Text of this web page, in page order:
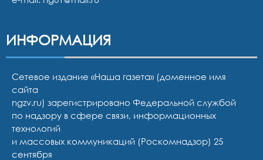
ИНФОРМАЦИЯ
Сетевое издание «Наша газета» (доменное имя
сайта
ngzv.ru) зарегистрировано Федеральной службой
по надзору в сфере связи, информационных
технологий
и массовых коммуникаций (Роскомнадзор) 25
сентября